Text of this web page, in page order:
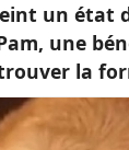
un état
une
la